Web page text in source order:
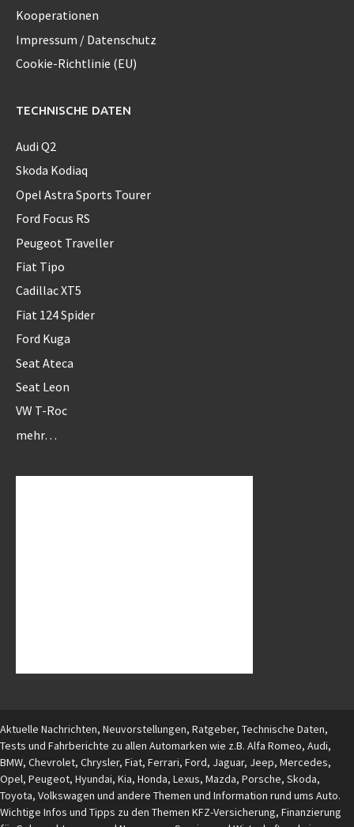
Kooperationen
Impressum / Datenschutz
Cookie-Richtlinie (EU)
TECHNISCHE DATEN
Audi Q2
Skoda Kodiaq
Opel Astra Sports Tourer
Ford Focus RS
Peugeot Traveller
Fiat Tipo
Cadillac XT5
Fiat 124 Spider
Ford Kuga
Seat Ateca
Seat Leon
VW T-Roc
mehr…
Aktuelle Nachrichten, Neuvorstellungen, Ratgeber, Technische Daten,
Tests und Fahrberichte zu allen Automarken wie z.B. Alfa Romeo, Audi,
BMW, Chevrolet, Chrysler, Fiat, Ferrari, Ford, Jaguar, Jeep, Mercedes,
Opel, Peugeot, Hyundai, Kia, Honda, Lexus, Mazda, Porsche, Skoda,
Toyota, Volkswagen und andere Themen und Information rund ums Auto.
Wichtige Infos und Tipps zu den Themen KFZ-Versicherung, Finanzierung